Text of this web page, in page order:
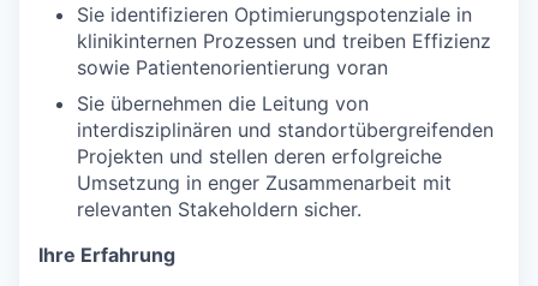
Sie identifizieren Optimierungspotenziale in
klinikinternen Prozessen und treiben Effizienz
sowie Patientenorientierung voran
Sie übernehmen die Leitung von
interdisziplinären und standortübergreifenden
Projekten und stellen deren erfolgreiche
Umsetzung in enger Zusammenarbeit mit
relevanten Stakeholdern sicher.
Ihre Erfahrung